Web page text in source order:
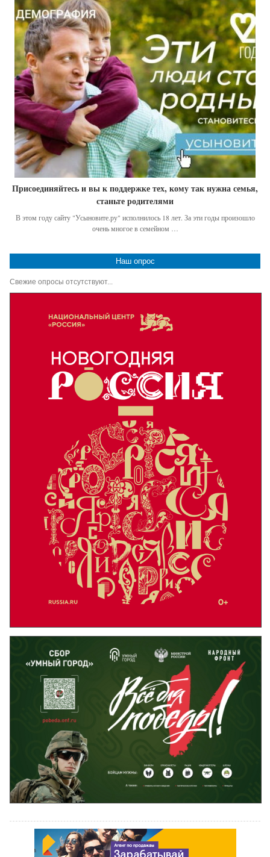
Присоединяйтесь и вы к поддержке тех, кому так нужна семья,
станьте родителями
В этом году сайту "Усыновите.ру" исполнилось 18 лет. За эти годы произошло
очень многое в семейном …
Наш опрос
Свежие опросы отсутствуют...